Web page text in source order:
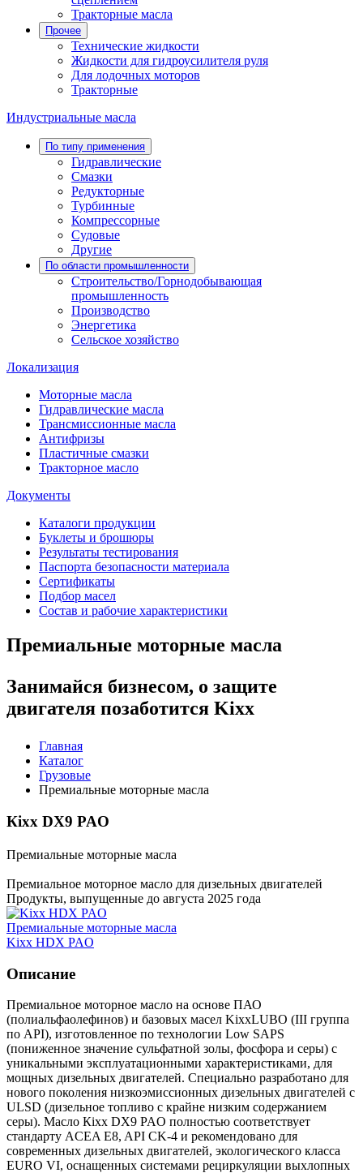
Тракторные масла
Прочее
Технические жидкости
Жидкости для гидроусилителя руля
Для лодочных моторов
Тракторные
Индустриальные масла
По типу применения
Гидравлические
Cмазки
Редукторные
Турбинные
Компрессорные
Судовые
Другие
По области промышленности
Строительство/Горнодобывающая
промышленность
Производство
Энергетика
Сельское хозяйство
Локализация
Моторные масла
Гидравлические масла
Трансмиссионные масла
Антифризы
Пластичные смазки
Тракторное масло
Документы
Каталоги продукции
Буклеты и брошюры
Результаты тестирования
Паспорта безопасности материала
Сертификаты
Подбор масел
Состав и рабочие характеристики
Премиальные моторные масла
Занимайся бизнесом, о защите
двигателя позаботится Kixx
Главная
Каталог
Грузовые
Премиальные моторные масла
Кіхх DX9 PAO
Премиальные моторные масла
Премиальное моторное масло для дизельных двигателей
Продукты, выпущенные до августа 2025 года
Премиальные моторные масла
Kixx HDX PAO
Описание
Премиальное моторное масло на основе ПАО
(полиальфаолефинов) и базовых масел KixxLUBO (III группа
по API), изготовленное по технологии Low SAPS
(пониженное значение сульфатной золы, фосфора и серы) с
уникальными эксплуатационными характеристиками, для
мощных дизельных двигателей. Специально разработано для
нового поколения низкоэмиссионных дизельных двигателей с
ULSD (дизельное топливо с крайне низким содержанием
серы). Масло Кіхх DX9 PAO полностью соответствует
стандарту ACEA E8, API CK-4 и рекомендовано для
современных дизельных двигателей, экологического класса
EURO VI, оснащенных системами рециркуляции выхлопных